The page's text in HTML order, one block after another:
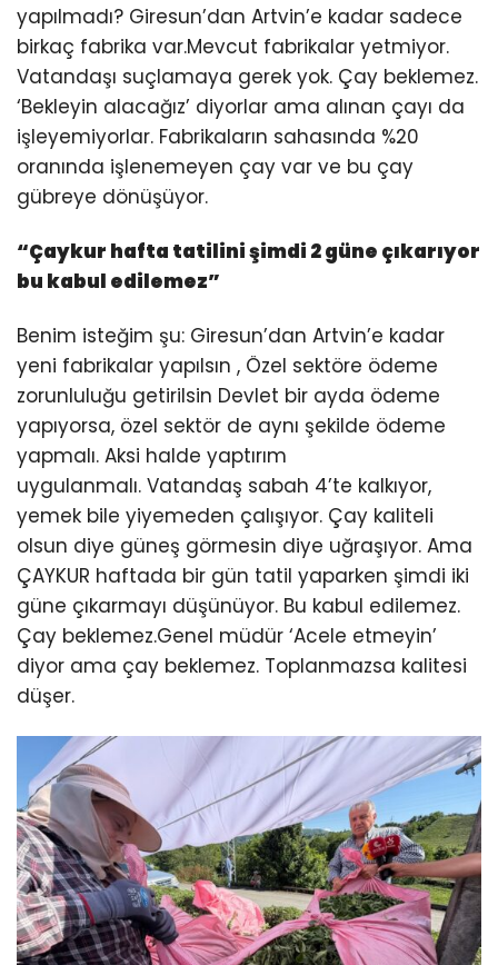
yapılmadı? Giresun’dan Artvin’e kadar sadece
birkaç fabrika var.Mevcut fabrikalar yetmiyor.
Vatandaşı suçlamaya gerek yok. Çay beklemez.
‘Bekleyin alacağız’ diyorlar ama alınan çayı da
işleyemiyorlar. Fabrikaların sahasında %20
oranında işlenemeyen çay var ve bu çay
gübreye dönüşüyor.
“Çaykur hafta tatilini şimdi 2 güne çıkarıyor
bu kabul edilemez”
Benim isteğim şu: Giresun’dan Artvin’e kadar
yeni fabrikalar yapılsın , Özel sektöre ödeme
zorunluluğu getirilsin Devlet bir ayda ödeme
yapıyorsa, özel sektör de aynı şekilde ödeme
yapmalı. Aksi halde yaptırım
uygulanmalı. Vatandaş sabah 4’te kalkıyor,
yemek bile yiyemeden çalışıyor. Çay kaliteli
olsun diye güneş görmesin diye uğraşıyor. Ama
ÇAYKUR haftada bir gün tatil yaparken şimdi iki
güne çıkarmayı düşünüyor. Bu kabul edilemez.
Çay beklemez.Genel müdür ‘Acele etmeyin’
diyor ama çay beklemez. Toplanmazsa kalitesi
düşer.